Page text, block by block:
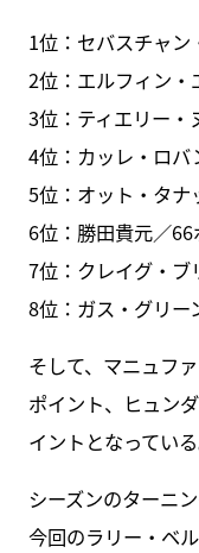
1位：セバスチャン
2位：エルフィン・
3位：ティエリー・
4位：カッレ・ロバ
5位：オット・タナ
6位：勝田貴元／66
7位：クレイグ・ブ
8位：ガス・グリー
そして、マニュフ
ポイント、ヒュン
イントとなっている
シーズンのターニ
今回のラリー・ベル